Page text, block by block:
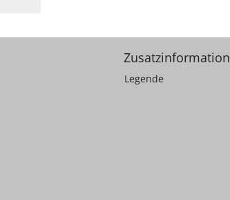
Zusatzinformation
Legende